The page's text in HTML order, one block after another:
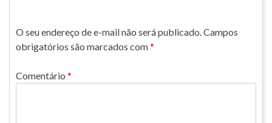
O seu endereço de e-mail não será publicado.Campos
obrigatórios são marcados com*
Comentário *